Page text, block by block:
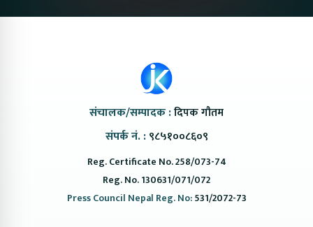
संचालक/सम्पादक :दिपक गौतम
संपर्क नं. : ९८५१००८६०९
Reg. Certificate No. 258/073-74
Reg. No. 130631/071/072
Press Council Nepal Reg. No:531/2072-73